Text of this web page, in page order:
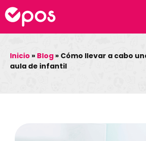
Inicio » Blog » Cómo llevar a cabo
aula de infantil